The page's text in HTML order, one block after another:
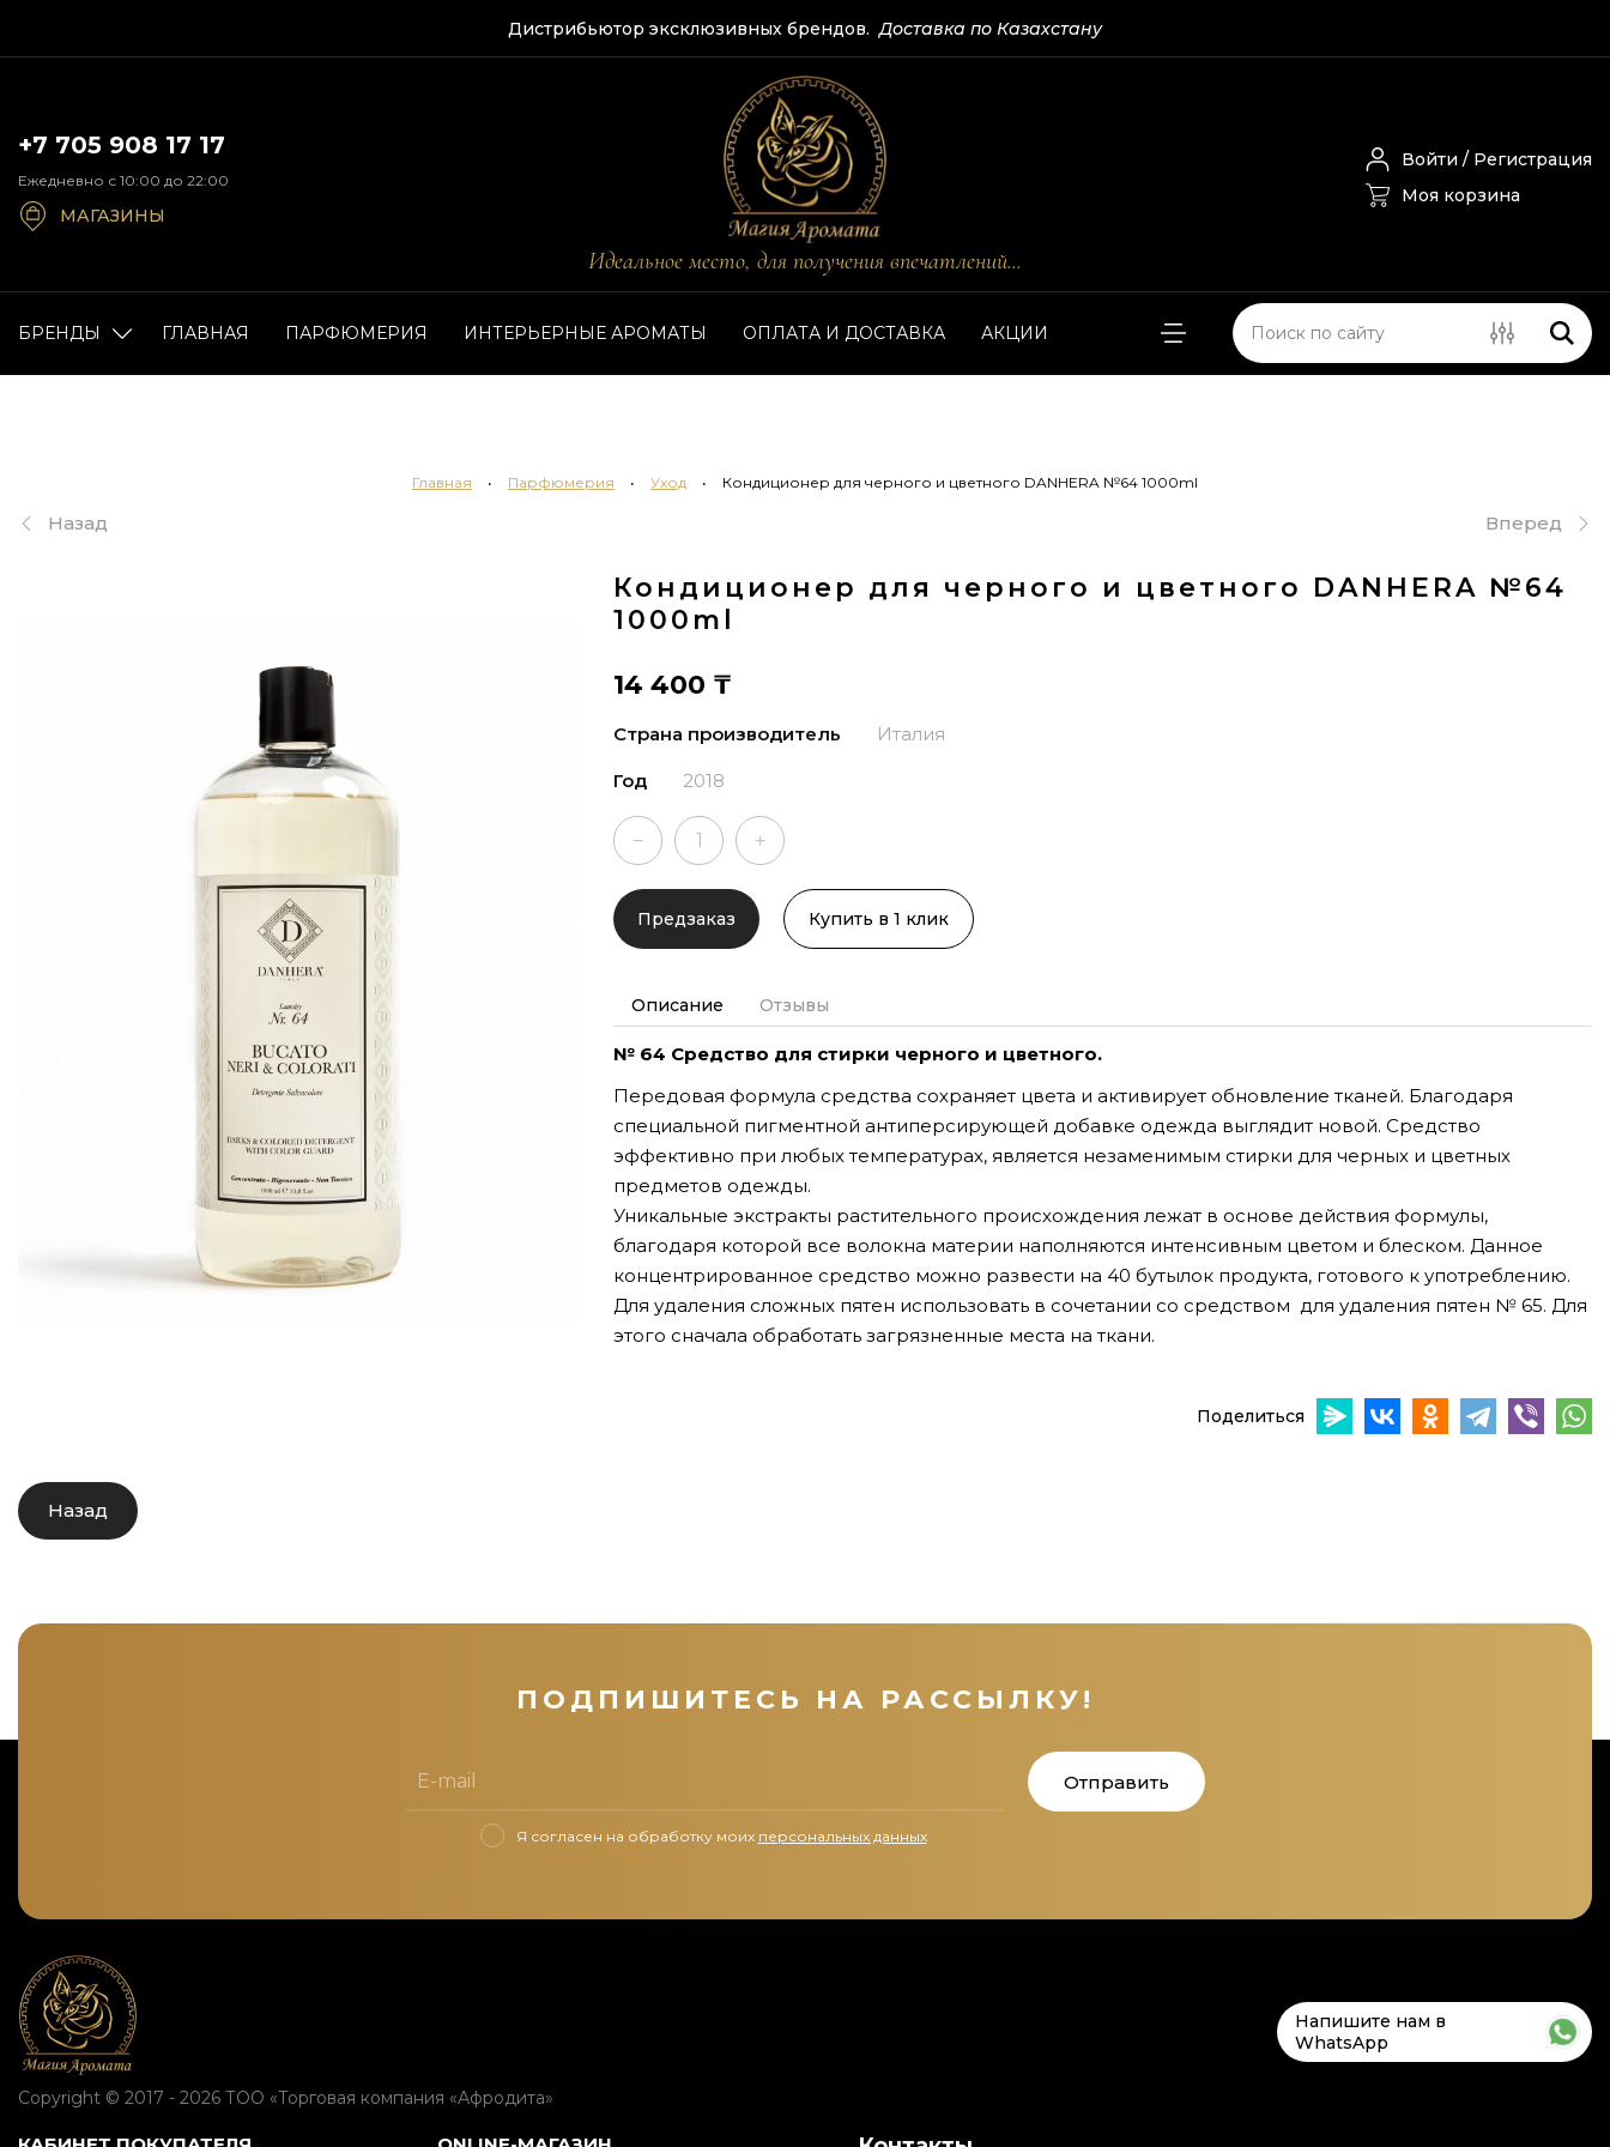
Дистрибьютор эксклюзивных брендов.Доставка по Казахстану
+7 705 908 17 17
Ежедневно с 10:00 до 22:00
МАГАЗИНЫ
Идеальное место, для получения впечатлений...
Войти / Регистрация
Моя корзина
БРЕНДЫ ГЛАВНАЯ ПАРФЮМЕРИЯ ИНТЕРЬЕРНЫЕ АРОМАТЫ ОПЛАТА И ДОСТАВКА АКЦИИ
Главная • Парфюмерия • Уход • Кондиционер для черного и цветного DANHERA №64 1000ml
Назад Вперед
Кондиционер для черного и цветного DANHERA №64
1000ml
14 400 ₸
Страна производитель Италия
Год 2018
− +
Предзаказ Купить в 1 клик
Описание Отзывы
№ 64 Средство для стирки черного и цветного.
Передовая формула средства сохраняет цвета и активирует обновление тканей. Благодаря
специальной пигментной антиперсирующей добавке одежда выглядит новой. Средство
эффективно при любых температурах, является незаменимым стирки для черных и цветных
предметов одежды.
Уникальные экстракты растительного происхождения лежат в основе действия формулы,
благодаря которой все волокна материи наполняются интенсивным цветом и блеском. Данное
концентрированное средство можно развести на 40 бутылок продукта, готового к употреблению.
Для удаления сложных пятен использовать в сочетании со средством для удаления пятен № 65. Для
этого сначала обработать загрязненные места на ткани.
Поделиться
Назад
ПОДПИШИТЕСЬ НА РАССЫЛКУ!
Я согласен на обработку моих персональных данных
Отправить
Copyright © 2017 - 2026 ТОО «Торговая компания «Афродита»
Напишите нам в
WhatsApp